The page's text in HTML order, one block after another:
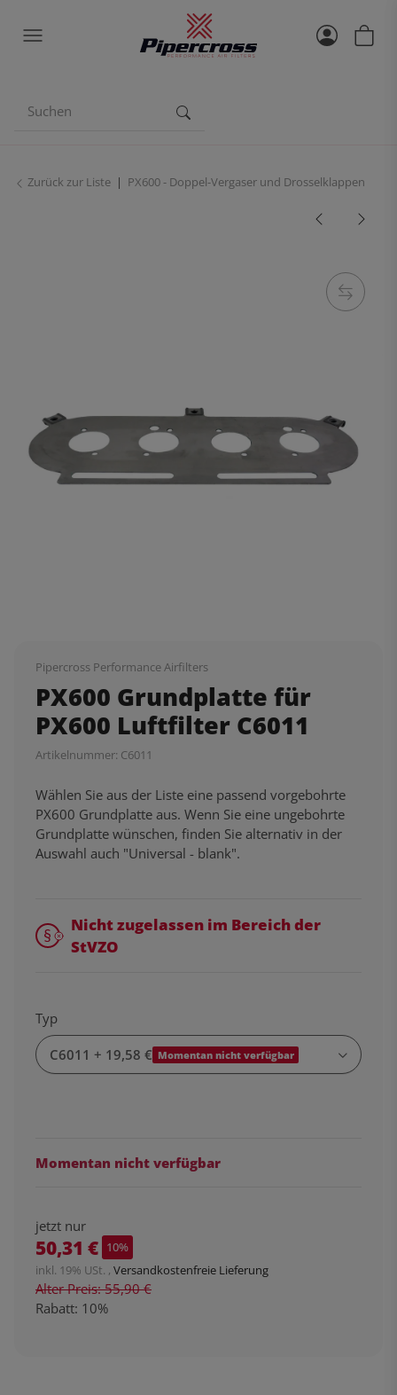
Zurück zur Liste PX600 - Doppel-Vergaser und Drosselklappen
Pipercross Performance Airfilters
PX600 Grundplatte für
PX600 Luftfilter C6011
Artikelnummer: C6011
Wählen Sie aus der Liste eine passend vorgebohrte
PX600 Grundplatte aus. Wenn Sie eine ungebohrte
Grundplatte wünschen, finden Sie alternativ in der
Auswahl auch "Universal - blank".
Nicht zugelassen im Bereich der
StVZO
Typ
C6011 + 19,58 € Momentan nicht verfügbar
Momentan nicht verfügbar
jetzt nur
50,31 € 10%
inkl. 19% USt. , Versandkostenfreie Lieferung
Alter Preis: 55,90 €
Rabatt: 10%